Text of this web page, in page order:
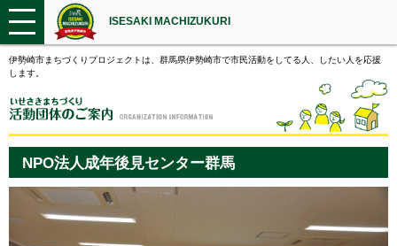
ISESAKI MACHIZUKURI
伊勢崎市まちづくりプロジェクトは、群馬県伊勢崎市で市民活動をしてる人、したい人を応援
します。
NPO法人成年後見センター群馬